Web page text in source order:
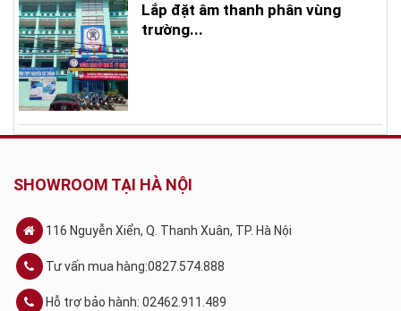
Lắp đặt âm thanh phân vùng
trường...
SHOWROOM TẠI HÀ NỘI
116 Nguyễn Xiển, Q. Thanh Xuân, TP. Hà Nội
Tư vấn mua hàng:0827.574.888
Hỗ trợ bảo hành: 02462.911.489